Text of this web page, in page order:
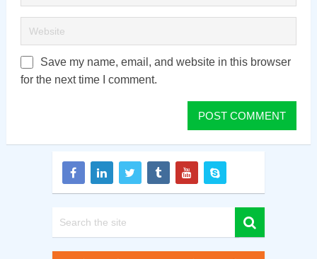
Save my name, email, and website in this browser
for the next time I comment.